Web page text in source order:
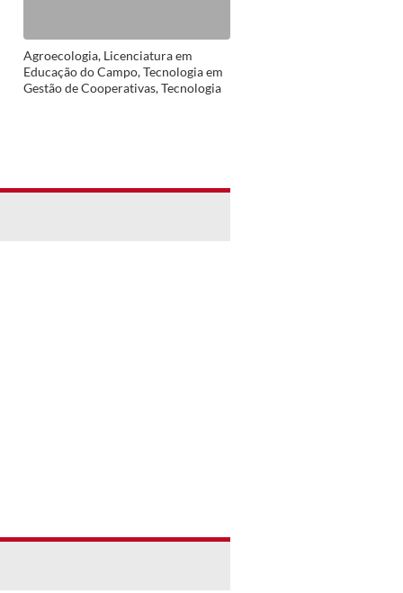
Agroecologia, Licenciatura em
Educação do Campo, Tecnologia em
Gestão de Cooperativas, Tecnologia